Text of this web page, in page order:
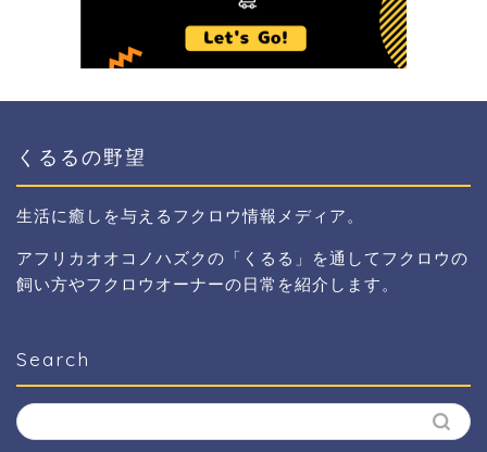
くるるの野望
生活に癒しを与えるフクロウ情報メディア。
アフリカオオコノハズクの「くるる」を通してフクロウの
飼い方やフクロウオーナーの日常を紹介します。
Search